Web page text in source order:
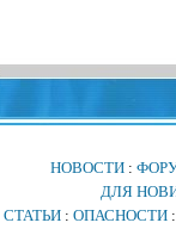
НОВОСТИ :
ДЛЯ
СТАТЬИ: ОПАСНОСТИ